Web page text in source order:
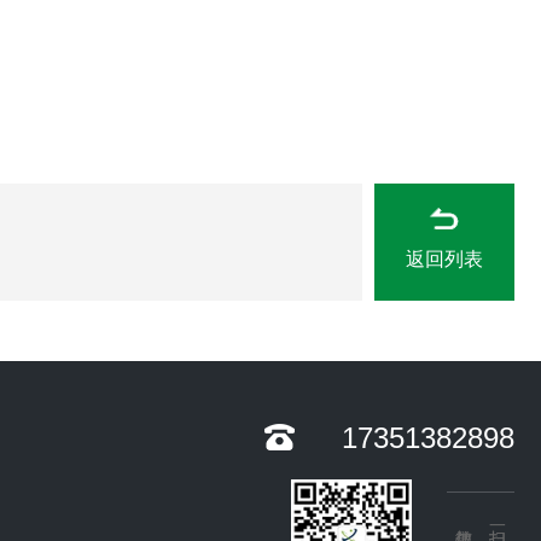
返回列表
17351382898